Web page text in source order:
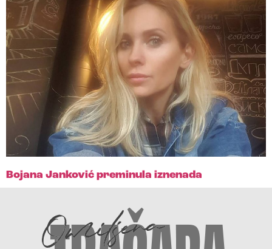
Bojana Janković preminula iznenada